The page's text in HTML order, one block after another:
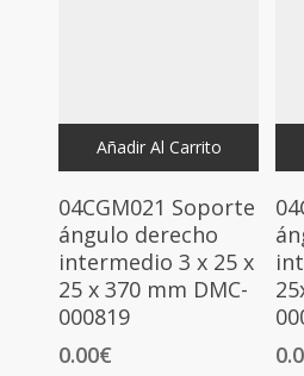
Añadir Al Carrito
04CGM021 Soporte
ángulo derecho
intermedio 3 x 25 x
25 x 370 mm DMC-
000819
0.00€